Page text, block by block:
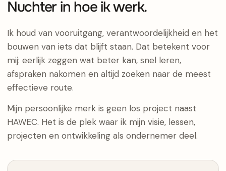
Nuchter in hoe ik werk.
Ik houd van vooruitgang, verantwoordelijkheid en het
bouwen van iets dat blijft staan. Dat betekent voor
mij: eerlijk zeggen wat beter kan, snel leren,
afspraken nakomen en altijd zoeken naar de meest
effectieve route.
Mijn persoonlijke merk is geen los project naast
HAWEC. Het is de plek waar ik mijn visie, lessen,
projecten en ontwikkeling als ondernemer deel.